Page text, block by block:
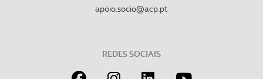
apoio.socio@acp.pt
REDES SOCIAIS